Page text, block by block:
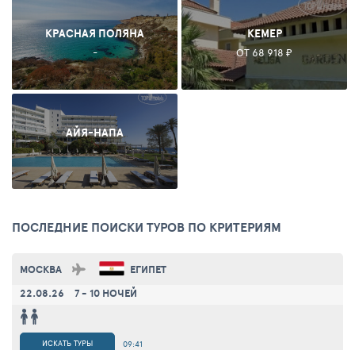
КРАСНАЯ ПОЛЯНА
-
КЕМЕР
ОТ 68 918 ₽
АЙЯ-НАПА
-
ПОСЛЕДНИЕ ПОИСКИ ТУРОВ ПО КРИТЕРИЯМ
МОСКВА
ЕГИПЕТ
22.08.26
7 - 10 НОЧЕЙ
09:41
ИСКАТЬ ТУРЫ